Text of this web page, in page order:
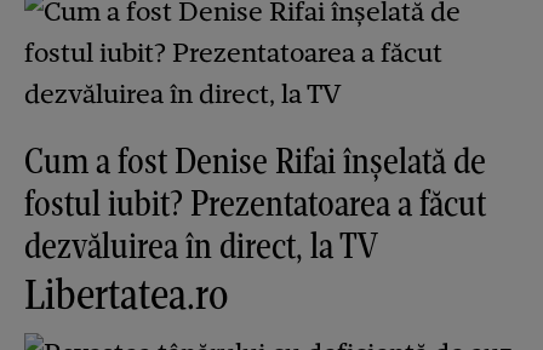
Cum a fost Denise Rifai înșelată de
fostul iubit? Prezentatoarea a făcut
dezvăluirea în direct, la TV
Libertatea.ro